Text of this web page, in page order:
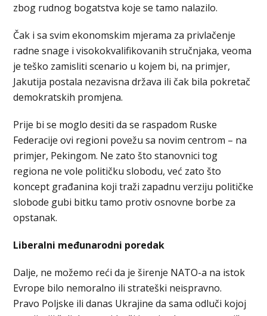
zbog rudnog bogatstva koje se tamo nalazilo.
Čak i sa svim ekonomskim mjerama za privlačenje
radne snage i visokokvalifikovanih stručnjaka, veoma
je teško zamisliti scenario u kojem bi, na primjer,
Jakutija postala nezavisna država ili čak bila pokretač
demokratskih promjena.
Prije bi se moglo desiti da se raspadom Ruske
Federacije ovi regioni povežu sa novim centrom – na
primjer, Pekingom. Ne zato što stanovnici tog
regiona ne vole političku slobodu, već zato što
koncept građanina koji traži zapadnu verziju političke
slobode gubi bitku tamo protiv osnovne borbe za
opstanak.
Liberalni međunarodni poredak
Dalje, ne možemo reći da je širenje NATO-a na istok
Evrope bilo nemoralno ili strateški neispravno.
Pravo Poljske ili danas Ukrajine da sama odluči kojoj